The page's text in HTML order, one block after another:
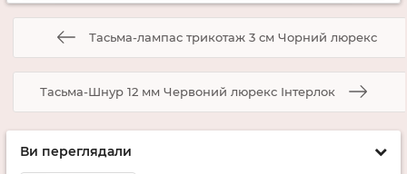
Тасьма-лампас трикотаж 3 см Чорний люрекс
Тасьма-Шнур 12 мм Червоний люрекс Інтерлок
Ви переглядали